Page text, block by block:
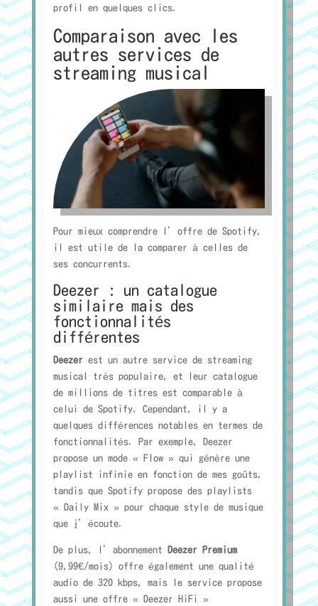
profil en quelques clics.
Comparaison avec les
autres services de
streaming musical
Pour mieux comprendre l’offre de Spotify,
il est utile de la comparer à celles de
ses concurrents.
Deezer : un catalogue
similaire mais des
fonctionnalités
différentes
Deezer est un autre service de streaming
musical très populaire, et leur catalogue
de millions de titres est comparable à
celui de Spotify. Cependant, il y a
quelques différences notables en termes de
fonctionnalités. Par exemple, Deezer
propose un mode « Flow » qui génère une
playlist infinie en fonction de mes goûts,
tandis que Spotify propose des playlists
« Daily Mix » pour chaque style de musique
que j’écoute.
De plus, l’abonnement
Deezer Premium
(9,99€/mois) offre également une qualité
audio de 320 kbps, mais le service propose
aussi une offre « Deezer HiFi »